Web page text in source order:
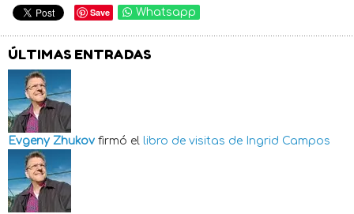
Save Whatsapp
ÚLTIMAS ENTRADAS
Evgeny Zhukov firmó el libro de visitas de Ingrid Campos